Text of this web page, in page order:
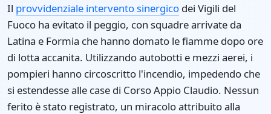
Il provvidenziale intervento sinergico dei Vigili del
Fuoco ha evitato il peggio, con squadre arrivate da
Latina e Formia che hanno domato le fiamme dopo ore
di lotta accanita. Utilizzando autobotti e mezzi aerei, i
pompieri hanno circoscritto l'incendio, impedendo che
si estendesse alle case di Corso Appio Claudio. Nessun
ferito è stato registrato, un miracolo attribuito alla